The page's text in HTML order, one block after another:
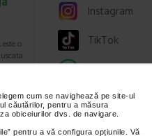
cum se navighează pe site-ul
căutărilor, pentru a măsura
obiceiurilor dvs. de navigare.
pentru a vă configura opțiunile. Vă
o
Lei
Lei
Instagram
TikTok
CALCULATOARE